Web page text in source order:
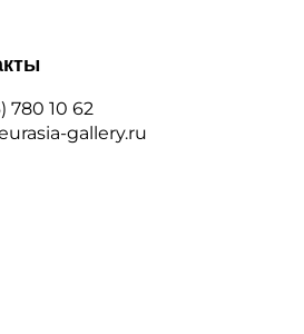
780 10 62
gallery.ru